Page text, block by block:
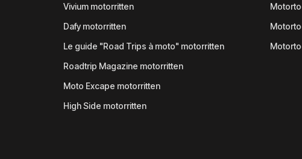
Vivium motorritten
Dafy motorritten
Le guide "Road Trips à moto" motorritten
Roadtrip Magazine motorritten
Moto Excape motorritten
High Side motorritten